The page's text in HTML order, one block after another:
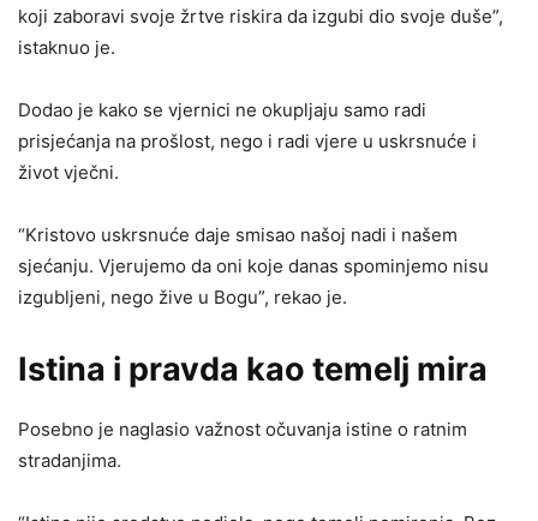
koji zaboravi svoje žrtve riskira da izgubi dio svoje duše”,
istaknuo je.
Dodao je kako se vjernici ne okupljaju samo radi
prisjećanja na prošlost, nego i radi vjere u uskrsnuće i
život vječni.
“Kristovo uskrsnuće daje smisao našoj nadi i našem
sjećanju. Vjerujemo da oni koje danas spominjemo nisu
izgubljeni, nego žive u Bogu”, rekao je.
Istina i pravda kao temelj mira
Posebno je naglasio važnost očuvanja istine o ratnim
stradanjima.